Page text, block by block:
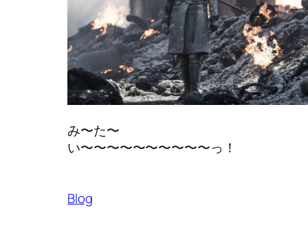
み〜た〜
い〜〜〜〜〜〜〜〜〜〜っ！
Blog